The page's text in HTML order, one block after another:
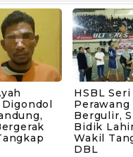
HSBL Seri
Perawang
Bergulir,
Bidik
Wakil
DBL